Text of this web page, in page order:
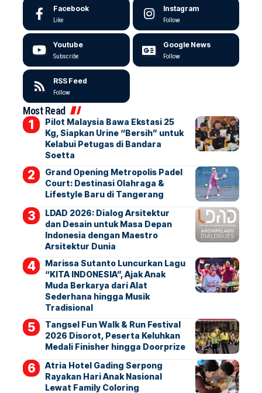
Facebook
Like
Instagram
Follow
Youtube
Subscribe
Google News
Follow
RSS Feed
Follow
Most Read
Pilot Malaysia Bawa Ekstasi 25
Kg, Siapkan Urine “Bersih” untuk
Kelabui Petugas di Bandara
Soetta
Grand Opening Metropolis Padel
Court: Destinasi Olahraga &
Lifestyle Baru di Tangerang
LDAD 2026: Dialog Arsitektur
dan Desain untuk Masa Depan
Indonesia dengan Maestro
Arsitektur Dunia
Marissa Sutanto Luncurkan Lagu
“KITA INDONESIA”, Ajak Anak
Muda Berkarya dari Alat
Sederhana hingga Musik
Tradisional
Tangsel Fun Walk & Run Festival
2026 Disorot, Peserta Keluhkan
Medali Finisher hingga Doorprize
Atria Hotel Gading Serpong
Rayakan Hari Anak Nasional
Lewat Family Coloring